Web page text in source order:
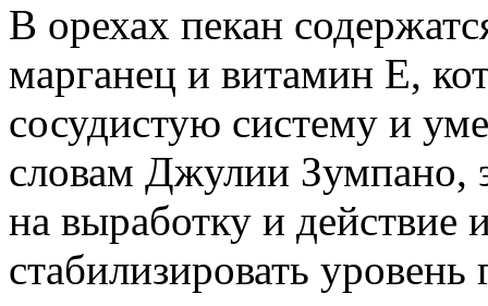
В орехах пекан
марганец и витамин Е,
сосудистую систему и
словам Джулии Зумпано,
на выработку и действие
стабилизировать